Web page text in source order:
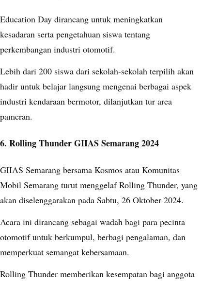
Education Day dirancang untuk meningkatkan
kesadaran serta pengetahuan siswa tentang
perkembangan industri otomotif.
Lebih dari 200 siswa dari sekolah-sekolah terpilih akan
hadir untuk belajar langsung mengenai berbagai aspek
industri kendaraan bermotor, dilanjutkan tur area
pameran.
6. Rolling Thunder GIIAS Semarang 2024
GIIAS Semarang bersama Kosmos atau Komunitas
Mobil Semarang turut menggelaf Rolling Thunder, yang
akan diselenggarakan pada Sabtu, 26 Oktober 2024.
Acara ini dirancang sebagai wadah bagi para pecinta
otomotif untuk berkumpul, berbagi pengalaman, dan
memperkuat semangat kebersamaan.
Rolling Thunder memberikan kesempatan bagi anggota